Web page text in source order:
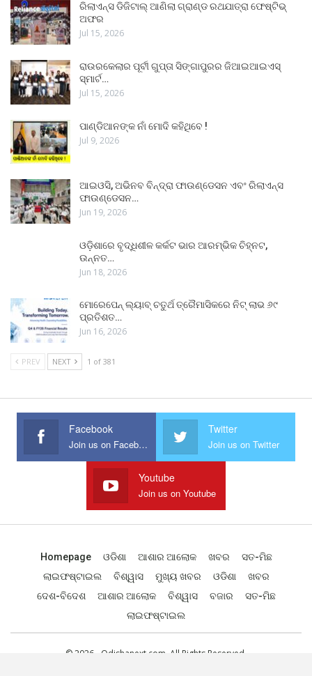
ରିଲାଏନ୍ସ ଡିଜିଟାଲ୍ ଆଣିଲା ଗ୍ରାଣ୍ଡ ରଥଯାତ୍ରା ଫେଷ୍ଟିଭ୍
ଅଫର
Jul 15, 2026
ରାଉରକେଲାର ପୂର୍ବୀ ଗୁପ୍ତା ସିଙ୍ଗାପୁରର ଜିଆଇଆଇଏସ୍
ସ୍ମାର୍ଟ…
Jul 15, 2026
ପାଣ୍ଡିଆନଙ୍କ ନାଁ ମୋଦି କହିଥିବେ !
Jul 9, 2026
ଆଇଓସି, ଅଭିନବ ବିନ୍ଦ୍ରା ଫାଉଣ୍ଡେସନ ଏବଂ ରିଲାଏନ୍ସ
ଫାଉଣ୍ଡେସନ…
Jun 19, 2026
ଓଡ଼ିଶାରେ ବୃଦ୍ଧିଶୀଳ କର୍କଟ ଭାର ଆରମ୍ଭିକ ଚିହ୍ନଟ,
ଉନ୍ନତ…
Jun 18, 2026
ମୋରେପେନ୍ ଲ୍ୟାବ୍ ଚତୁର୍ଥ ତ୍ରୈମାସିକରେ ନିଟ୍ ଲାଭ ୬୯
ପ୍ରତିଶତ…
Jun 16, 2026
PREV NEXT 1 of 381
Facebook
Join us on Facebook
Twitter
Join us on Twitter
Youtube
Join us on Youtube
Homepage ଓଡିଶା ଆଶାର ଆଲୋକ ଖବର
ସତ-ମିଛ
ଲାଇଫଷ୍ଟାଇଲ
ବିଶ୍ୱାସ ମୁଖ୍ୟ ଖବର ଓଡିଶା
ଖବର
ଦେଶ-ବିଦେଶ
ଆଶାର ଆଲୋକ ବିଶ୍ୱାସ ବଜାର
ସତ-ମିଛ
ଲାଇଫଷ୍ଟାଇଲ
© 2026 - Odishanext.com. All Rights Reserved.